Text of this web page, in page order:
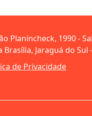
Planincheck, 1990 -
Brasília, Jaraguá do Sul
de Privacidade